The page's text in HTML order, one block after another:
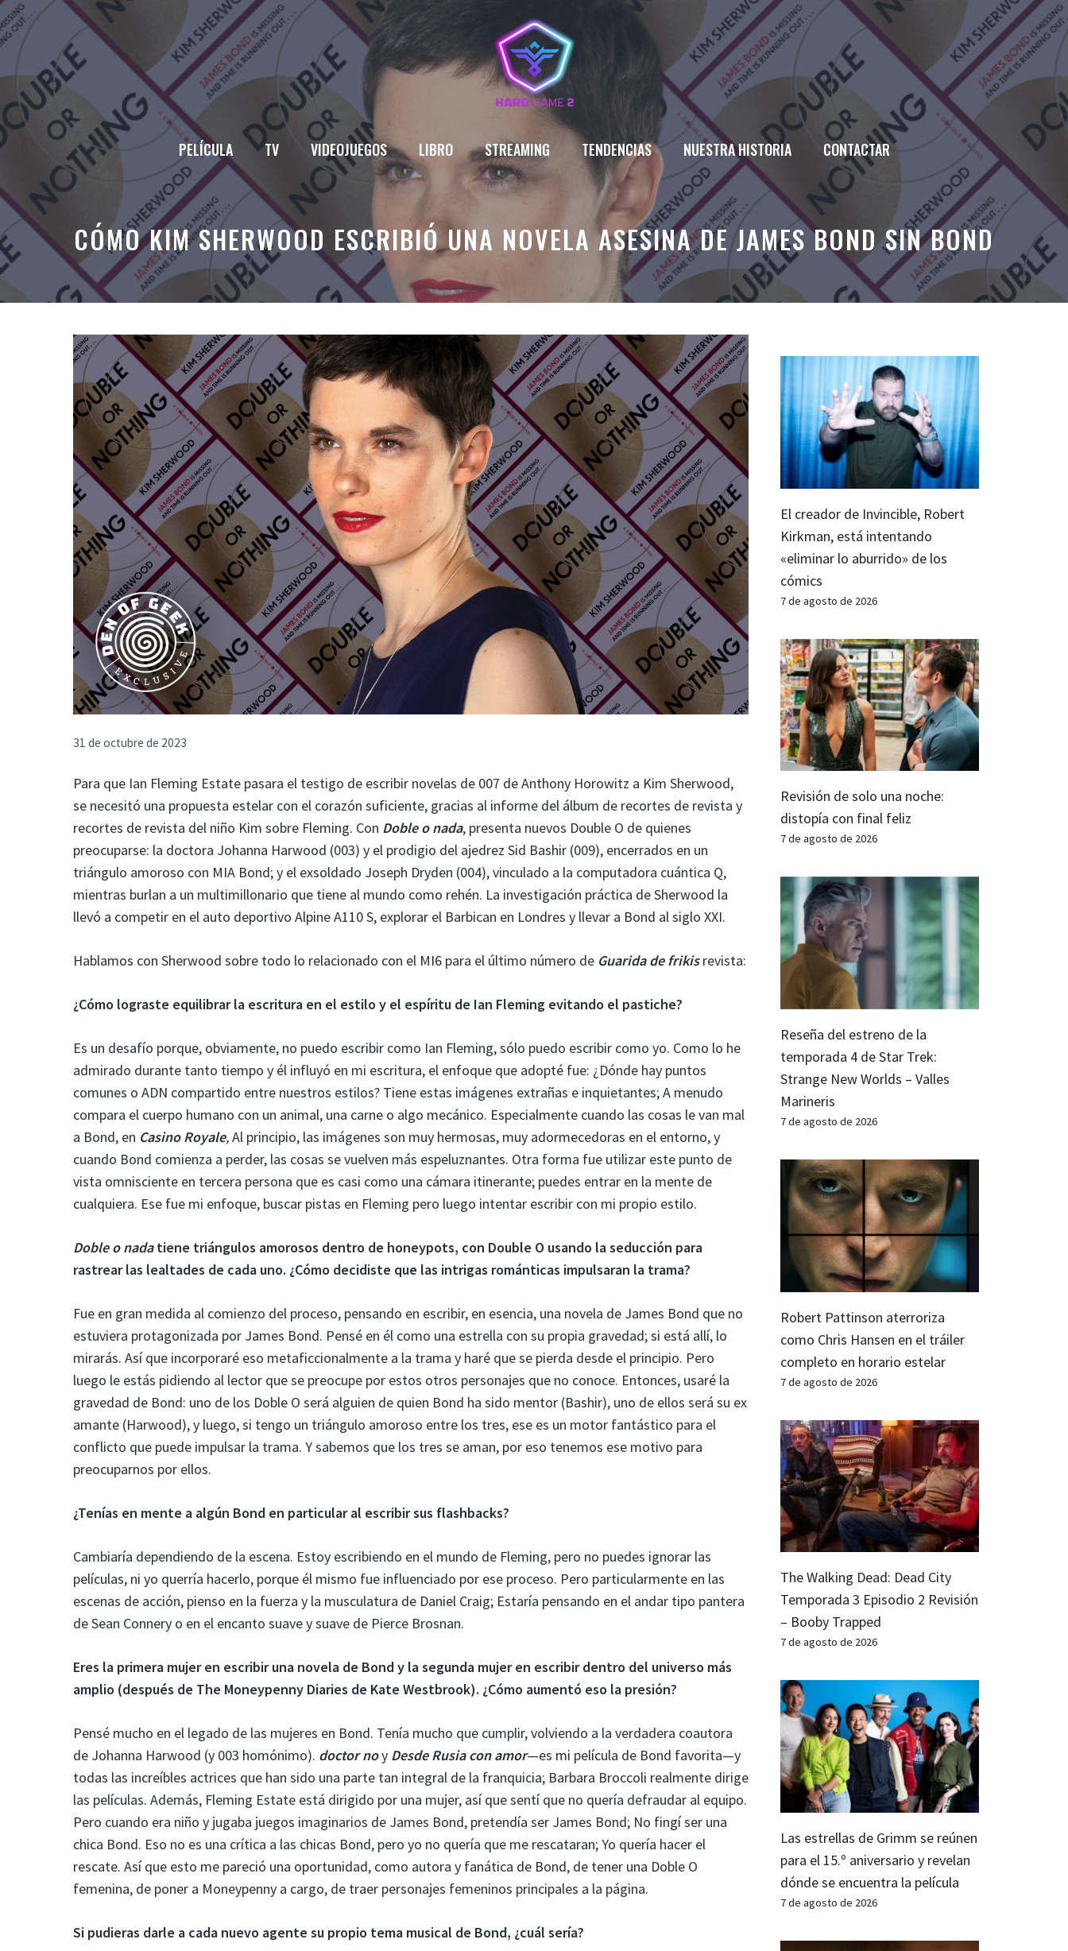
Saltar
al
contenido
PELÍCULA TV VIDEOJUEGOS LIBRO STREAMING TENDENCIAS NUESTRA HISTORIA CONTACTAR
CÓMO KIM SHERWOOD ESCRIBIÓ UNA NOVELA ASESINA DE JAMES BOND SIN BOND
31 de octubre de 2023
Para que Ian Fleming Estate pasara el testigo de escribir novelas de 007 de Anthony Horowitz a Kim Sherwood,
se necesitó una propuesta estelar con el corazón suficiente, gracias al informe del álbum de recortes de revista y
recortes de revista del niño Kim sobre Fleming. Con Doble o nada, presenta nuevos Double O de quienes
preocuparse: la doctora Johanna Harwood (003) y el prodigio del ajedrez Sid Bashir (009), encerrados en un
triángulo amoroso con MIA Bond; y el exsoldado Joseph Dryden (004), vinculado a la computadora cuántica Q,
mientras burlan a un multimillonario que tiene al mundo como rehén. La investigación práctica de Sherwood la
llevó a competir en el auto deportivo Alpine A110 S, explorar el Barbican en Londres y llevar a Bond al siglo XXI.
Hablamos con Sherwood sobre todo lo relacionado con el MI6 para el último número de Guarida de frikisrevista:
¿Cómo lograste equilibrar la escritura en el estilo y el espíritu de Ian Fleming evitando el pastiche?
Es un desafío porque, obviamente, no puedo escribir como Ian Fleming, sólo puedo escribir como yo. Como lo he
admirado durante tanto tiempo y él influyó en mi escritura, el enfoque que adopté fue: ¿Dónde hay puntos
comunes o ADN compartido entre nuestros estilos? Tiene estas imágenes extrañas e inquietantes; A menudo
compara el cuerpo humano con un animal, una carne o algo mecánico. Especialmente cuando las cosas le van mal
a Bond, en Casino Royale,Al principio, las imágenes son muy hermosas, muy adormecedoras en el entorno, y
cuando Bond comienza a perder, las cosas se vuelven más espeluznantes. Otra forma fue utilizar este punto de
vista omnisciente en tercera persona que es casi como una cámara itinerante; puedes entrar en la mente de
cualquiera. Ese fue mi enfoque, buscar pistas en Fleming pero luego intentar escribir con mi propio estilo.
Doble o nadatiene triángulos amorosos dentro de honeypots, con Double O usando la seducción para
rastrear las lealtades de cada uno. ¿Cómo decidiste que las intrigas románticas impulsaran la trama?
Fue en gran medida al comienzo del proceso, pensando en escribir, en esencia, una novela de James Bond que no
estuviera protagonizada por James Bond. Pensé en él como una estrella con su propia gravedad; si está allí, lo
mirarás. Así que incorporaré eso metaficcionalmente a la trama y haré que se pierda desde el principio. Pero
luego le estás pidiendo al lector que se preocupe por estos otros personajes que no conoce. Entonces, usaré la
gravedad de Bond: uno de los Doble O será alguien de quien Bond ha sido mentor (Bashir), uno de ellos será su ex
amante (Harwood), y luego, si tengo un triángulo amoroso entre los tres, ese es un motor fantástico para el
conflicto que puede impulsar la trama. Y sabemos que los tres se aman, por eso tenemos ese motivo para
preocuparnos por ellos.
¿Tenías en mente a algún Bond en particular al escribir sus flashbacks?
Cambiaría dependiendo de la escena. Estoy escribiendo en el mundo de Fleming, pero no puedes ignorar las
películas, ni yo querría hacerlo, porque él mismo fue influenciado por ese proceso. Pero particularmente en las
escenas de acción, pienso en la fuerza y ​​la musculatura de Daniel Craig; Estaría pensando en el andar tipo pantera
de Sean Connery o en el encanto suave y suave de Pierce Brosnan.
Eres la primera mujer en escribir una novela de Bond y la segunda mujer en escribir dentro del universo más
amplio (después de The Moneypenny Diaries de Kate Westbrook). ¿Cómo aumentó eso la presión?
Pensé mucho en el legado de las mujeres en Bond. Tenía mucho que cumplir, volviendo a la verdadera coautora
de Johanna Harwood (y 003 homónimo). doctor noy Desde Rusia con amor—es mi película de Bond favorita—y
todas las increíbles actrices que han sido una parte tan integral de la franquicia; Barbara Broccoli realmente dirige
las películas. Además, Fleming Estate está dirigido por una mujer, así que sentí que no quería defraudar al equipo.
Pero cuando era niño y jugaba juegos imaginarios de James Bond, pretendía ser James Bond; No fingí ser una
chica Bond. Eso no es una crítica a las chicas Bond, pero yo no quería que me rescataran; Yo quería hacer el
rescate. Así que esto me pareció una oportunidad, como autora y fanática de Bond, de tener una Doble O
femenina, de poner a Moneypenny a cargo, de traer personajes femeninos principales a la página.
Si pudieras darle a cada nuevo agente su propio tema musical de Bond, ¿cuál sería?
El creador de Invincible, Robert
Kirkman, está intentando
«eliminar lo aburrido» de los
cómics
7 de agosto de 2026
Revisión de solo una noche:
distopía con final feliz
7 de agosto de 2026
Reseña del estreno de la
temporada 4 de Star Trek:
Strange New Worlds – Valles
Marineris
7 de agosto de 2026
Robert Pattinson aterroriza
como Chris Hansen en el tráiler
completo en horario estelar
7 de agosto de 2026
The Walking Dead: Dead City
Temporada 3 Episodio 2 Revisión
– Booby Trapped
7 de agosto de 2026
Las estrellas de Grimm se reúnen
para el 15.º aniversario y revelan
dónde se encuentra la película
7 de agosto de 2026